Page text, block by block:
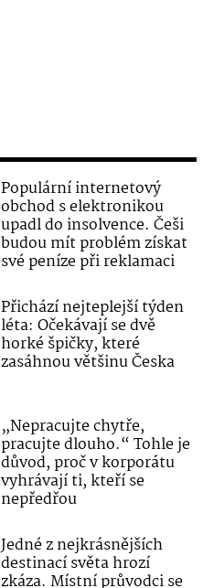
Populární internetový
obchod s elektronikou
upadl do insolvence. Češi
budou mít problém získat
své peníze při reklamaci
Přichází nejteplejší týden
léta: Očekávají se dvě
horké špičky, které
zasáhnou většinu Česka
„Nepracujte chytře,
pracujte dlouho.“ Tohle je
důvod, proč v korporátu
vyhrávají ti, kteří se
nepředřou
Jedné z nejkrásnějších
destinací světa hrozí
zkáza. Místní průvodci se